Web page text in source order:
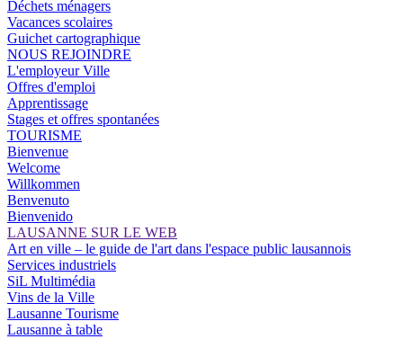
Déchets ménagers
Vacances scolaires
Guichet cartographique
NOUS REJOINDRE
L'employeur Ville
Offres d'emploi
Apprentissage
Stages et offres spontanées
TOURISME
Bienvenue
Welcome
Willkommen
Benvenuto
Bienvenido
LAUSANNE SUR LE WEB
Art en ville – le guide de l'art dans l'espace public lausannois
Services industriels
SiL Multimédia
Vins de la Ville
Lausanne Tourisme
Lausanne à table